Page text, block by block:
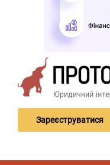
Зареєструватися